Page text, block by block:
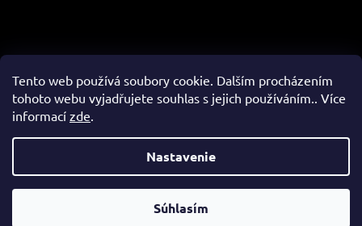
Tento web používá soubory cookie. Dalším procházením
tohoto webu vyjadřujete souhlas s jejich používáním.. Více
informací zde.
Nastavenie
Súhlasím
Isostar.sk. Všetky práva vyhradené.